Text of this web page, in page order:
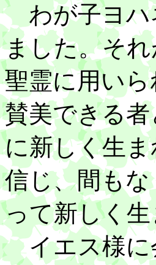
わが子ヨハ
ました。そ
聖霊に用い
賛美できる
に新しく生
信じ、間も
って新しく
イエス様に